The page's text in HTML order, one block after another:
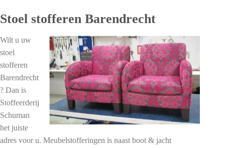
Stoel stofferen Barendrecht
Wilt u uw
stoel
stofferen
Barendrecht
? Dan is
Stoffeerderij
Schuman
het juiste
adres voor u. Meubelstofferingen is naast boot & jacht